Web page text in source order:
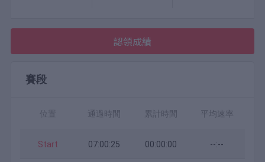
認領成績
賽段
位置 通過時間 累計時間 平均速率
Start 07:00:25 00:00:00 --:--